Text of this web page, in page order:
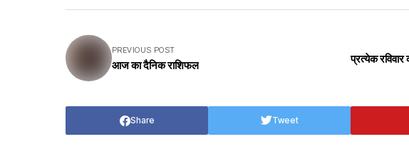
PREVIOUS POST
आज का दैनिक राशिफल
प्रत्येक
Share Tweet